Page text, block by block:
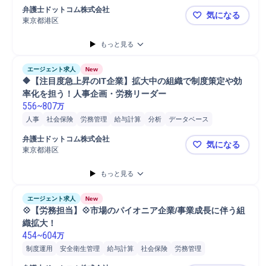
給与計算
労務管理 安全衛生管理
法改正対応
弁護士ドットコム株式会社
東京都港区
🌟【業界ト
気になる
もっと見る
エージェント求人 New
🔶【注目度急上昇のIT企業】拡大中の組織で制度策定や効
率化を担う！人事企画・労務リーダー
556~807万
人事 社会保険 労務管理 給与計算 分析
データベース
労働安全衛生法
提案
弁護士ドットコム株式会社
東京都港区
🔶【注目度
気になる
もっと見る
エージェント求人 New
💠【労務担当】💠市場のパイオニア企業/事業成長に伴う組
織拡大！
454~604万
制度運用 安全衛生管理 給与計算 社会保険
労務管理
Microsoft Excel